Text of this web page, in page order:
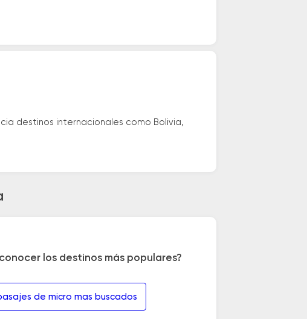
destinos internacionales como Bolivia,
los destinos más populares?
de micro mas buscados